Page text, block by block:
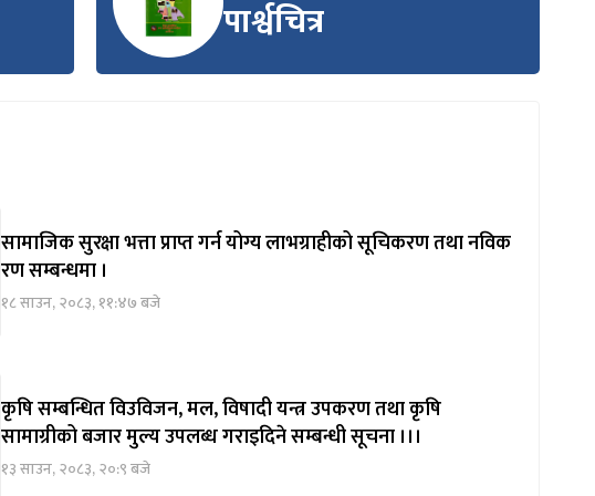
पार्श्वचित्र
सामाजिक सुरक्षा भत्ता प्राप्त गर्न योग्य लाभग्राहीको सूचिकरण तथा नविक
रण सम्बन्धमा ।
१८ साउन, २०८३, ११:४७ बजे
कृषि सम्बन्धित विउविजन, मल, विषादी यन्त्र उपकरण तथा कृषि
सामाग्रीको बजार मुल्य उपलब्ध गराइदिने सम्बन्धी सूचना ।।।
१३ साउन, २०८३, २०:९ बजे